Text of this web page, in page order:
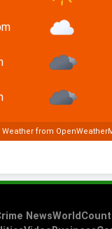
Weather from
NewsWorld